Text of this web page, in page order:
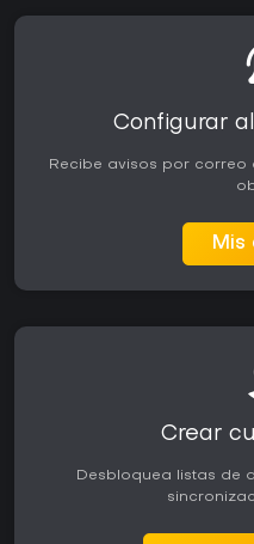
Configurar
Recibe avisos por
Mis
Crear
Desbloquea listas de